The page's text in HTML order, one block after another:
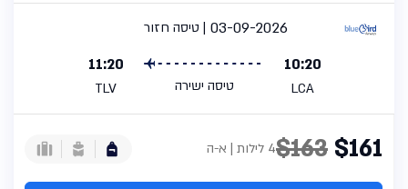
טיסה חזור
03-09-2026
10:20
LCA טיסה ישירה
11:20
TLV
$161
$1634 לילות | א-ה